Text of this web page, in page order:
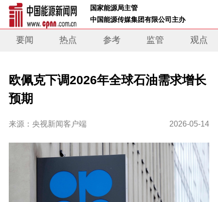
国家能源局主管
中国能源传媒集团有限公司主办
要闻 热点 参考 监管 观点
欧佩克下调2026年全球石油需求增长
预期
来源：央视新闻客户端 2026-05-14